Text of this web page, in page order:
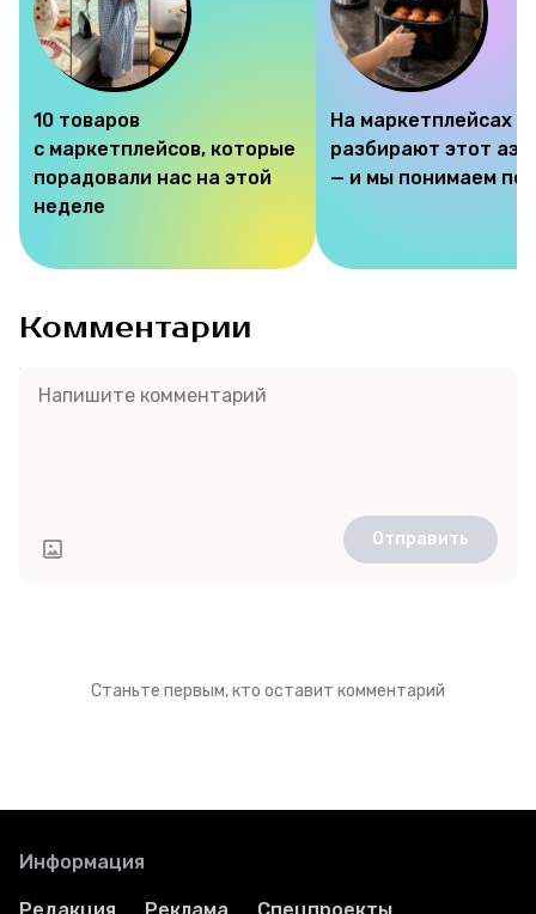
10 товаров
с маркетплейсов, которые
порадовали нас на этой
неделе
На маркетплейсах
разбирают этот
— и мы понимаем
Комментарии
Отправить
Станьте первым, кто оставит комментарий
Информация